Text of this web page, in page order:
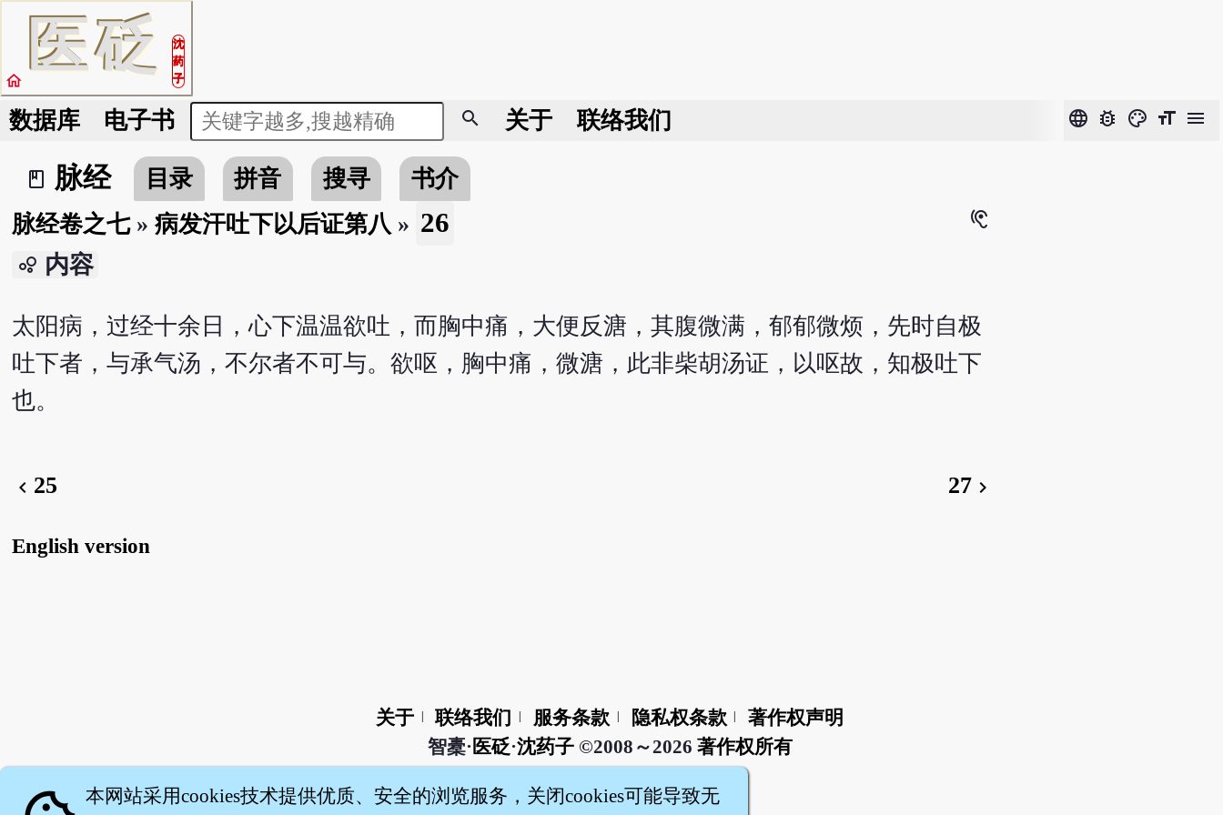
医砭
沈
药
子
home
数据库 电子书 search 关于 联络我们 language bug_report color_lens format_size menu
book_2
脉经 目录 拼音 搜寻
书介
脉经卷之七» 病发汗吐下以后证第八 » 26 hearing
bubble_chart 内容
太阳病，过经十余日，心下温温欲吐，而胸中痛，大便反溏，其腹微满，郁郁微烦，先时自极
吐下者，与承气汤，不尔者不可与。欲呕，胸中痛，微溏，此非柴胡汤证，以呕故，知极吐下
也。
chevron_left 25 27 chevron_right
English version
关于 联络我们 服务条款 隐私权条款
著作权声明
智橐· 医砭·沈药子©2008～2026 著作权所有
本网站采用cookies技术提供优质、安全的浏览服务，关闭cookies可能导致无